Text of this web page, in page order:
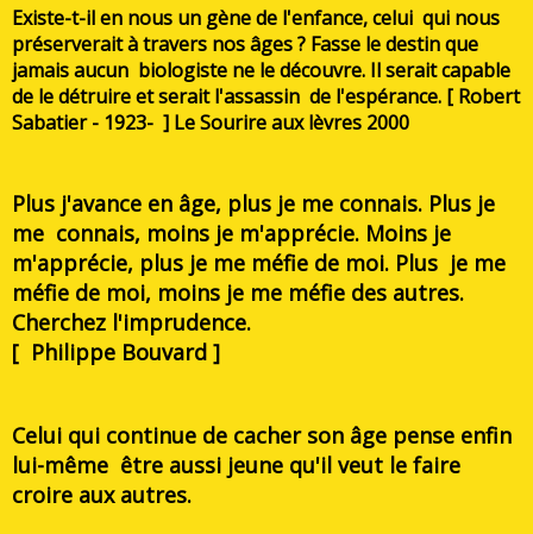
Existe-t-il en nous un gène de l'enfance, celui qui nous
préserverait à travers nos âges ? Fasse le destin que
jamais aucun biologiste ne le découvre. Il serait capable
de le détruire et serait l'assassin de l'espérance. [ Robert
Sabatier - 1923- ] Le Sourire aux lèvres 2000
Plus j'avance en âge, plus je me connais. Plus je
me connais, moins je m'apprécie. Moins je
m'apprécie, plus je me méfie de moi. Plus je me
méfie de moi, moins je me méfie des autres.
Cherchez l'imprudence.
[ Philippe Bouvard ]
Celui qui continue de cacher son âge pense enfin
lui-même être aussi jeune qu'il veut le faire
croire aux autres.